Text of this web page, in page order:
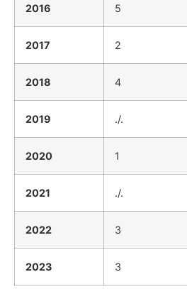
2016 5
2017 2
2018 4
2019 ./.
2020 1
2021 ./.
2022 3
2023 3